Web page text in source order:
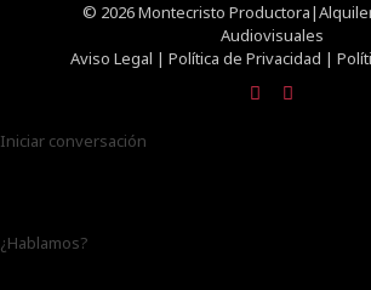
© 2026 Montecristo
Audiovisuales
Aviso Legal | Política de Privacidad |
Iniciar conversación
¿Hablamos?